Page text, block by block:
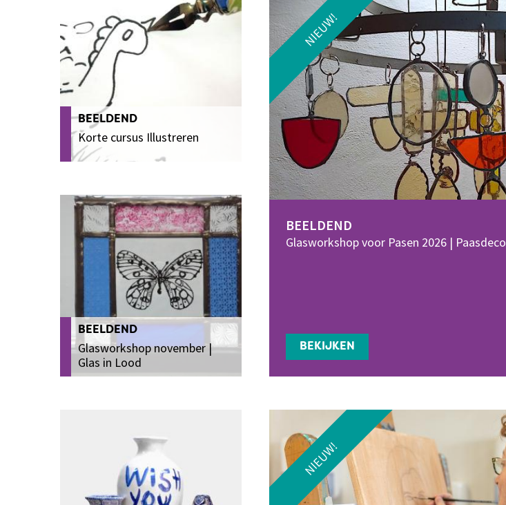
BEELDEND
Korte cursus Illustreren
BEELDEND
Glasworkshop voor Pasen 2026 | Paasdeco
BEKIJKEN
BEELDEND
Glasworkshop november |
Glas in Lood